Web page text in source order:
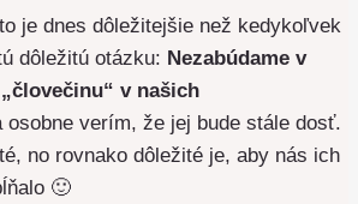
je dnes dôležitejšie než kedykoľvek
dôležitú otázku: Nezabúdame v
v našich
osobne verím, že jej bude stále dosť.
no rovnako dôležité je, aby nás ich
🙂